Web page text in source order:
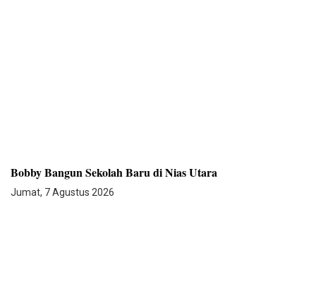
Bobby Bangun Sekolah Baru di Nias Utara
Jumat, 7 Agustus 2026